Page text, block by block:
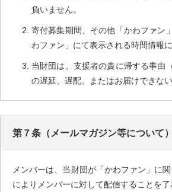
負いません。
寄付募集期間、その他「かわファン
わファン」にて表示される時間情報
当財団は、支援者の責に帰する事由
の遅延、遅配、またはお届けできな
第７条（メールマガジン等について）
メンバーは、当財団が「かわファン」に
によりメンバーに対して配信することを了